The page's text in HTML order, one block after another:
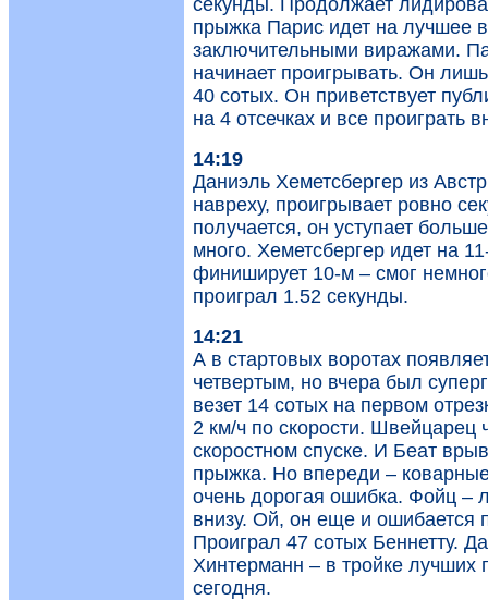
секунды. Продолжает
прыжка Парис идет на лучшее
заключительными виражами.
начинает проигрывать. Он
40 сотых. Он приветствует
на 4 отсечках и все проиграть
14:19
Даниэль Хеметсбергер из
навреху, проигрывает ровно
получается, он уступает
много. Хеметсбергер идет на
финиширует 10-м – смог
проиграл 1.52 секунды.
14:21
А в стартовых воротах
четвертым, но вчера был
везет 14 сотых на первом
2 км/ч по скорости. Швейцарец
скоростном спуске. И Беат
прыжка. Но впереди –
очень дорогая ошибка. Фойц –
внизу. Ой, он еще и
Проиграл 47 сотых Беннетту.
Хинтерманн – в тройке лучших
сегодня.